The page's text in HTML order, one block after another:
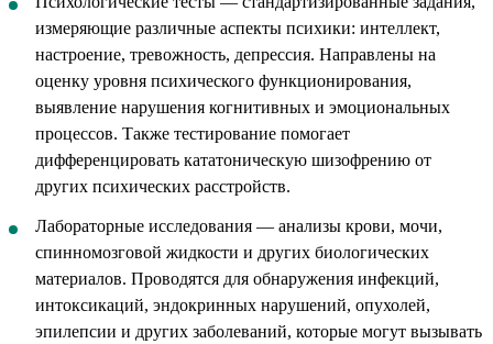
измеряющие различные аспекты психики: интеллект,
настроение, тревожность, депрессия. Направлены на
оценку уровня психического функционирования,
выявление нарушения когнитивных и эмоциональных
процессов. Также тестирование помогает
дифференцировать кататоническую шизофрению от
других психических расстройств.
Лабораторные исследования — анализы крови, мочи,
спинномозговой жидкости и других биологических
материалов. Проводятся для обнаружения инфекций,
интоксикаций, эндокринных нарушений, опухолей,
эпилепсии и других заболеваний, которые могут вызывать